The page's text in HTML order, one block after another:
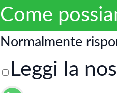
Come
Normalmente
Leggi la